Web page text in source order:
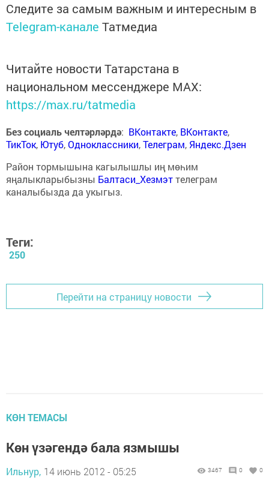
Следите за самым важным и интересным в
Telegram-канале Татмедиа
Читайте новости Татарстана в
национальном мессенджере MАХ:
https://max.ru/tatmedia
Без социаль челтәрләрдә: ВКонтакте, ВКонтакте,
ТикТок, Ютуб,Одноклассники,Телеграм, Яндекс.Дзен
Район тормышына кагылышлы иң мөһим
яңалыкларыбызны Балтаси_Хезмэттелеграм
каналыбызда да укыгыз.
Теги:
250
Перейти на страницу новости
КӨН ТЕМАСЫ
Көн үзәгендә бала язмышы
Ильнур, 14 июнь 2012 - 05:25 3467 0 0